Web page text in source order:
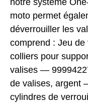
moto permet
déverrouiller les
comprend : Jeu
colliers pour
valises —
de valises, argent
cylindres de